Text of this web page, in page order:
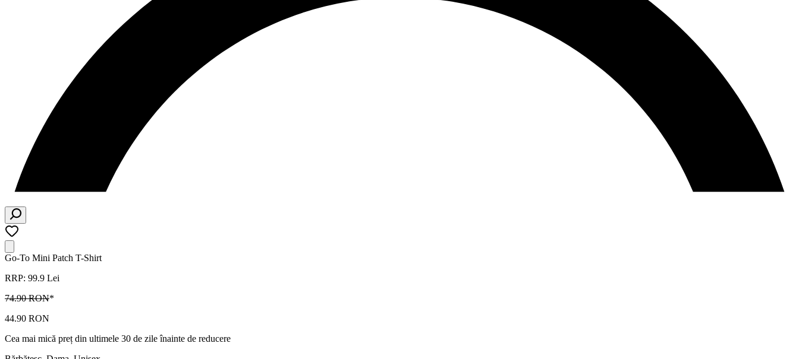
Go-To Mini Patch T-Shirt
RRP: 99.9 Lei
74.90 RON*
44.90 RON
Cea mai mică preț din ultimele 30 de zile înainte de reducere